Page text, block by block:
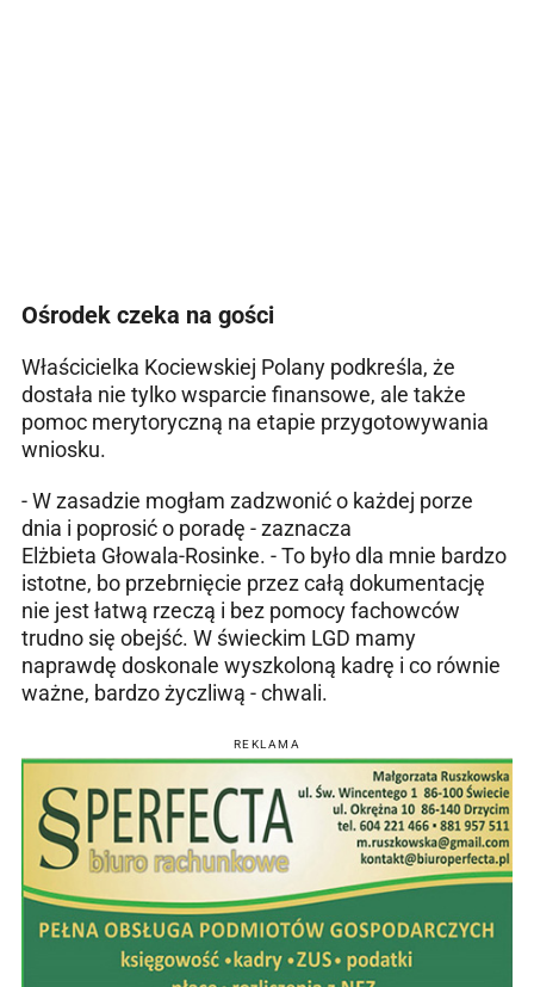
Ośrodek czeka na gości
Właścicielka Kociewskiej Polany podkreśla, że
dostała nie tylko wsparcie finansowe, ale także
pomoc merytoryczną na etapie przygotowywania
wniosku.
- W zasadzie mogłam zadzwonić o każdej porze
dnia i poprosić o poradę - zaznacza
Elżbieta Głowala-Rosinke. - To było dla mnie bardzo
istotne, bo przebrnięcie przez całą dokumentację
nie jest łatwą rzeczą i bez pomocy fachowców
trudno się obejść. W świeckim LGD mamy
naprawdę doskonale wyszkoloną kadrę i co równie
ważne, bardzo życzliwą - chwali.
REKLAMA